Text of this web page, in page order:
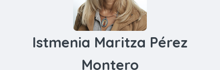
Istmenia Maritza Pérez
Montero